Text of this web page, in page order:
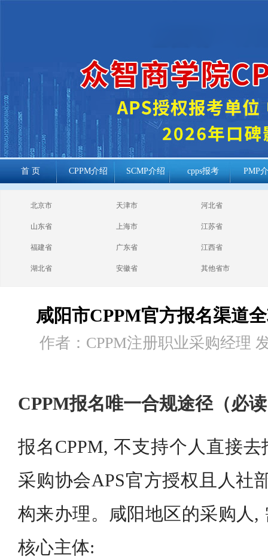
首 页 CPPM介绍 SCMP介绍 cpps报考 PMP
cppm报考常见
问题
北京市 天津市 河北省
山东省 上海市 江苏省
福建省 广东省 江西省
湖北省 安徽省 其他省市
咸阳市CPPM官方报名渠道
作者：CPPM注册职业采购经理
CPPM报名唯一合规途径（必
报名CPPM, 不支持个人直接
采购协会APS官方授权且人社
构来办理。咸阳地区的采购人,
核心主体: